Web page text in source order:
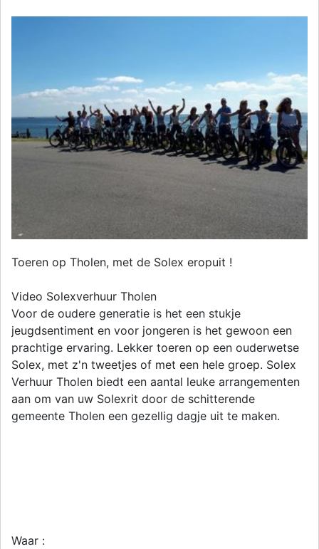
Toeren op Tholen, met de Solex eropuit !
Video Solexverhuur Tholen
Voor de oudere generatie is het een stukje
jeugdsentiment en voor jongeren is het gewoon een
prachtige ervaring. Lekker toeren op een ouderwetse
Solex, met z'n tweetjes of met een hele groep. Solex
Verhuur Tholen biedt een aantal leuke arrangementen
aan om van uw Solexrit door de schitterende
gemeente Tholen een gezellig dagje uit te maken.
Waar :